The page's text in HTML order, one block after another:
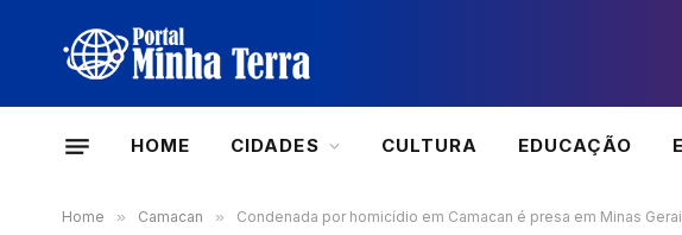
HOME CIDADES CULTURA EDUCAÇÃO
Home » Camacan » Condenada por homicídio em Camacan é presa em Minas